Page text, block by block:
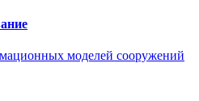
моделей сооружений